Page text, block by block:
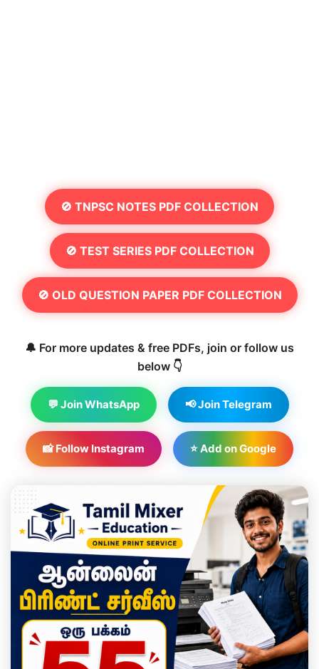
🚫 TNPSC NOTES PDF COLLECTION
🚫 TEST SERIES PDF COLLECTION
🚫 OLD QUESTION PAPER PDF COLLECTION
🔔 For more updates & free PDFs, join or follow us
below 👇
💬 Join WhatsApp 📢 Join Telegram
📸 Follow Instagram ⭐ Add on Google